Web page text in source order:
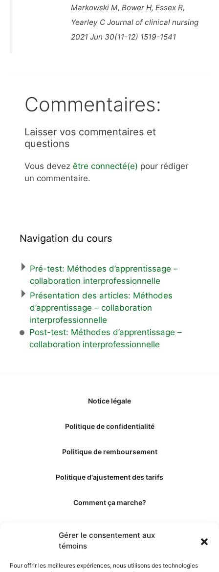
Gérer le consentement aux
témoins
Pour offrir les meilleures expériences, nous utilisons des technologies
Markowski M, Bower H, Essex R,
Yearley C Journal of clinical nursing
2021 Jun 30(11-12) 1519-1541
Commentaires:
Laisser vos commentaires et
questions
Vous devez être connecté(e) pour rédiger
un commentaire.
Navigation du cours
Pré-test: Méthodes d’apprentissage –
collaboration interprofessionnelle
Présentation des articles: Méthodes
d’apprentissage – collaboration
interprofessionnelle
Post-test: Méthodes d’apprentissage –
collaboration interprofessionnelle
Notice légale
Politique de confidentialité
Politique de remboursement
Politique d'ajustement des tarifs
Comment ça marche?